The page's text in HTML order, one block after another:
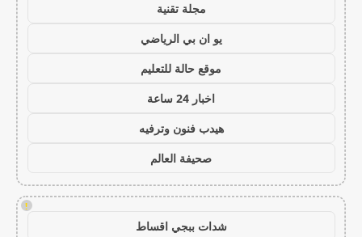
مجلة تقنية
يو ان بي الرياضي
موقع حالة للتعليم
اخبار 24 ساعة
هيدب فنون وترفيه
صحيفة العالم
!
شدات ببجي اقساط